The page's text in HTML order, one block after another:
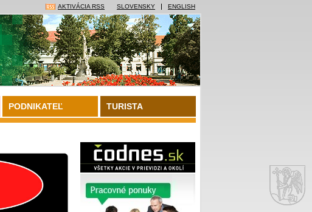
SLOVENSKY ENGLISH
AKTIVÁCIA RSS
PODNIKATEĽ TURISTA